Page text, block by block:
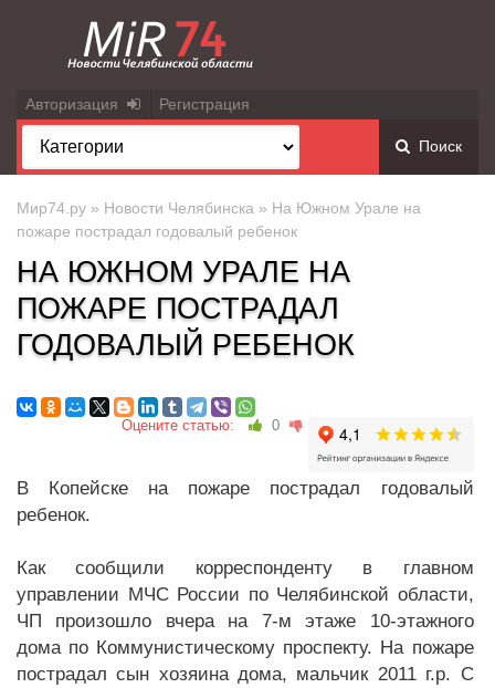
Авторизация Регистрация
Поиск
Мир74.ру » Новости Челябинска » На Южном Урале на
пожаре пострадал годовалый ребенок
НА ЮЖНОМ УРАЛЕ НА
ПОЖАРЕ ПОСТРАДАЛ
ГОДОВАЛЫЙ РЕБЕНОК
Оцените статью: 0
В Копейске на пожаре пострадал годовалый
ребенок.
Как сообщили корреспонденту в главном
управлении МЧС России по Челябинской области,
ЧП произошло вчера на 7-м этаже 10-этажного
дома по Коммунистическому проспекту. На пожаре
пострадал сын хозяина дома, мальчик 2011 г.р. С